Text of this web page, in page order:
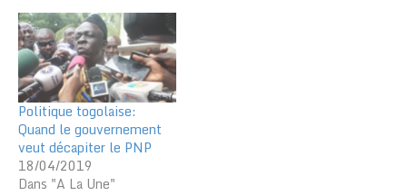
arrestation d’un haut
dirigeant du Parti national
panafricain (PNP) depuis
les dernières
manifestations organisées
par le parti le 13 avril
dernier. Les argousins de…
Politique togolaise:
Quand le gouvernement
veut décapiter le PNP
18/04/2019
Dans "A La Une"